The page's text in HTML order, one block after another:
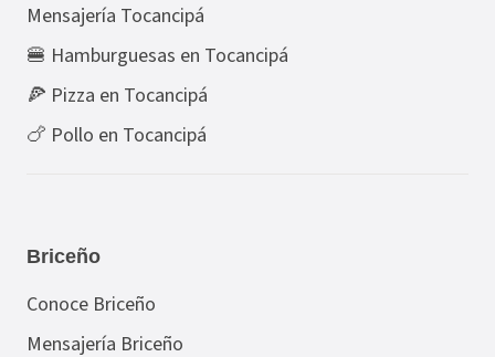
Mensajería Tocancipá
🍔 Hamburguesas en Tocancipá
🍕 Pizza en Tocancipá
🍗 Pollo en Tocancipá
Briceño
Conoce Briceño
Mensajería Briceño